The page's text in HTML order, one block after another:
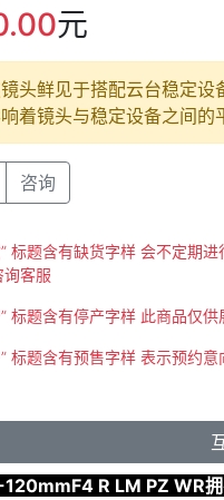
元
头鲜见于搭配云台稳定
着镜头与稳定设备之间的
咨询
标题含有缺货字样 会不定期
客服
标题含有停产字样 此商品仅供
标题含有预售字样 表示预约
R LM PZ WR